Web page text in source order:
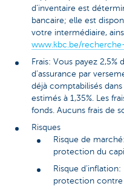
d’inventaire est
bancaire; elle est
votre intermédiaire, ainsi
www.kbc.be/
Frais: Vous payez 2,5%
d’assurance par
déjà comptabilisés
estimés à 1,35%. Les
fonds. Aucuns frais de
Risques
Risque de
protection du
Risque
protection contre